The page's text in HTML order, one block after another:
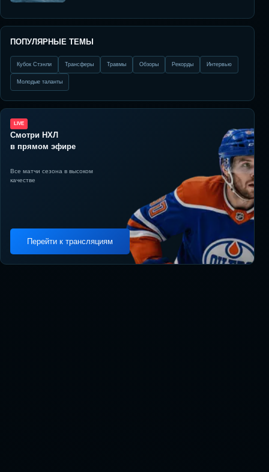
ПОПУЛЯРНЫЕ ТЕМЫ
Кубок Стэнли Трансферы Травмы Обзоры Рекорды Интервью
Молодые таланты
LIVE
Смотри НХЛ
в прямом эфире
Все матчи сезона в высоком
качестве
Перейти к трансляциям